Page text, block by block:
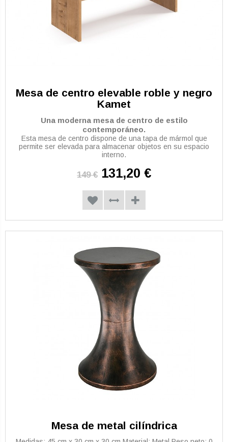
Mesa de centro elevable roble y negro
Kamet
Una moderna mesa de centro de estilo
contemporáneo.
Esta mesa de centro dispone de una tapa de mármol que
permite ser elevada para almacenar objetos en su espacio
interno.
149 € 131,20 €
Mesa de metal cilíndrica